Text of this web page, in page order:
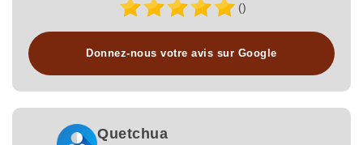
()
Donnez-nous votre avis sur Google
Quetchua